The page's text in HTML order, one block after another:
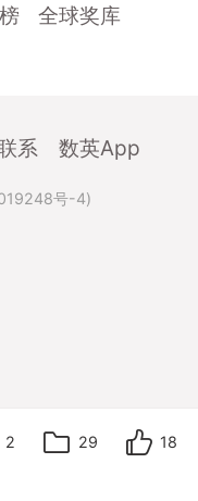
全球奖库
系 数英App
号-4)
2 29 18